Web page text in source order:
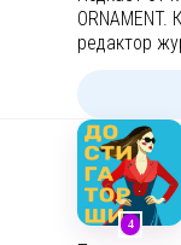
редактор
полярными
явления в
Телеграм-
https://t.me/
4